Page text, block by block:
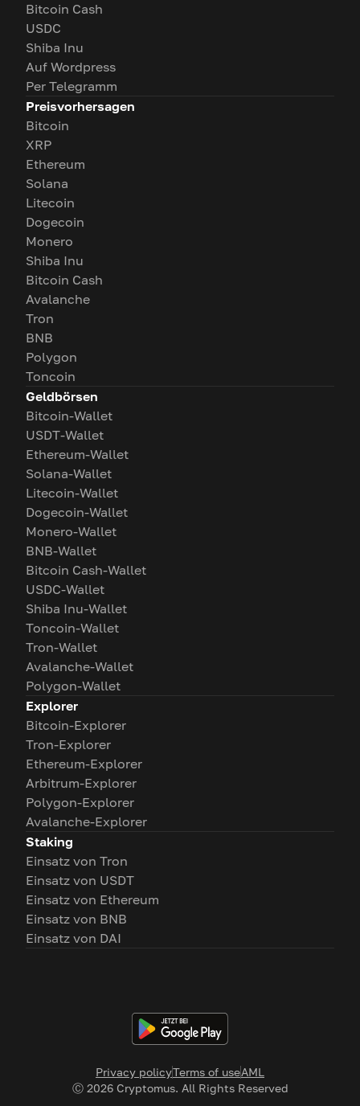
Privacy policyTerms of useAML
Ⓒ 2026Cryptomus. All Rights Reserved
Bitcoin Cash
USDC
Shiba Inu
Auf Wordpress
Per Telegramm
Preisvorhersagen
Bitcoin
XRP
Ethereum
Solana
Litecoin
Dogecoin
Monero
Shiba Inu
Bitcoin Cash
Avalanche
Tron
BNB
Polygon
Toncoin
Geldbörsen
Bitcoin-Wallet
USDT-Wallet
Ethereum-Wallet
Solana-Wallet
Litecoin-Wallet
Dogecoin-Wallet
Monero-Wallet
BNB-Wallet
Bitcoin Cash-Wallet
USDC-Wallet
Shiba Inu-Wallet
Toncoin-Wallet
Tron-Wallet
Avalanche-Wallet
Polygon-Wallet
Explorer
Bitcoin-Explorer
Tron-Explorer
Ethereum-Explorer
Arbitrum-Explorer
Polygon-Explorer
Avalanche-Explorer
Staking
Einsatz von Tron
Einsatz von USDT
Einsatz von Ethereum
Einsatz von BNB
Einsatz von DAI